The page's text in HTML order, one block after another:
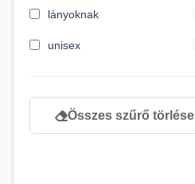
7 éves kortól
lányoknak
unisex
Összes szűrő törlése